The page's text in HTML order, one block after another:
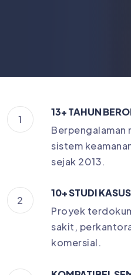
1
13+ TAHUN
Berpengalaman
sistem
sejak 2013.
2
10+ STUDI
Proyek
sakit,
komersial.